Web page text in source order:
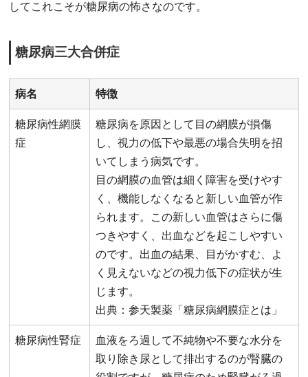
してこれこそが糖尿病の怖さなのです。
糖尿病三大合併症
病名 特徴
糖尿病性網膜
症
糖尿病を原因として目の網膜が損傷
し、視力の低下や最悪の場合失明を招
いてしまう病気です。
目の網膜の血管は細く障害を受けやす
く、機能しなくなると新しい血管が作
られます。この新しい血管はさらに傷
つきやすく、出血などを起こしやすい
のです。出血の結果、目がかすむ、よ
く見えないなどの視力低下の症状が生
じます。
出典：参天製薬「糖尿病網膜症とは」
糖尿病性腎症
血液をろ過して不純物や不要な水分を
取り除き尿として排出するのが腎臓の